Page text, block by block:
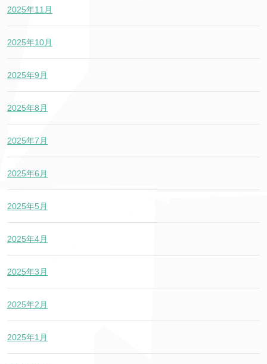
2025年11月
2025年10月
2025年9月
2025年8月
2025年7月
2025年6月
2025年5月
2025年4月
2025年3月
2025年2月
2025年1月